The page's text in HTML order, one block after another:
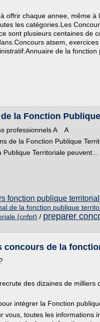
offrir chaque annee, même à
les catégories.Les
sont plusieurs centaines de
atsem,
de la
la Fonction
professionnels A A
de la Fonction Publique
Territoriale peuvent...
fonction publique
de la fonction publique
(cnfpt) / preparer
concours de la
des dizaines de milliers
intégrer la Fonction
vous, toutes les informations